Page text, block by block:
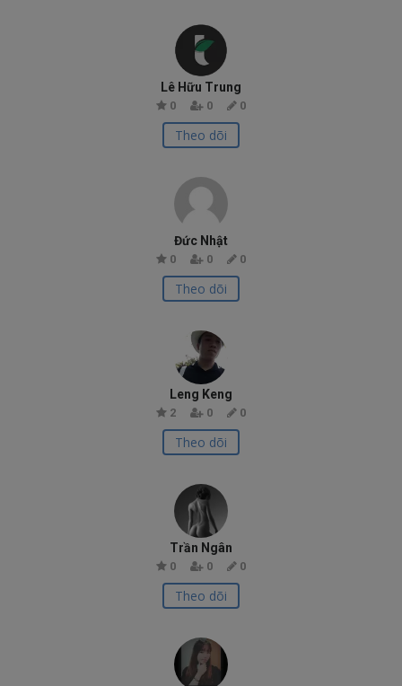
Lê Hữu Trung
0 0 0
Theo dõi
Đức Nhật
0 0 0
Theo dõi
Leng Keng
2 0 0
Theo dõi
Trần Ngân
0 0 0
Theo dõi